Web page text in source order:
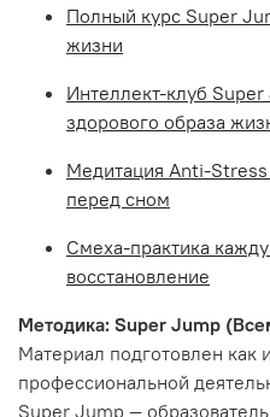
Полный курс Super
жизни
Интеллект-клуб
здорового образа
Медитация Anti-Stress
перед сном
Смеха-практика
восстановление
Методика: Super Jump
Материал подготовлен
профессиональной
Super Jump —